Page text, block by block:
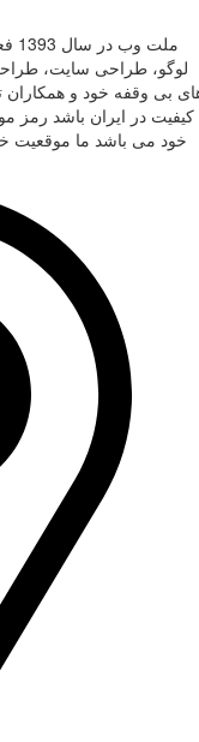
لوگو، طراحی سایت،
بی وقفه خود و همکاران
کیفیت در ایران باشد رمز
خود می باشد ما موقعیت